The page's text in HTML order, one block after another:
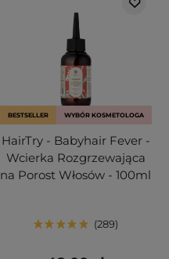
BESTSELLER WYBÓR KOSMETOLOGA
HairTry - Babyhair Fever -
Wcierka Rozgrzewająca
na Porost Włosów - 100ml
289